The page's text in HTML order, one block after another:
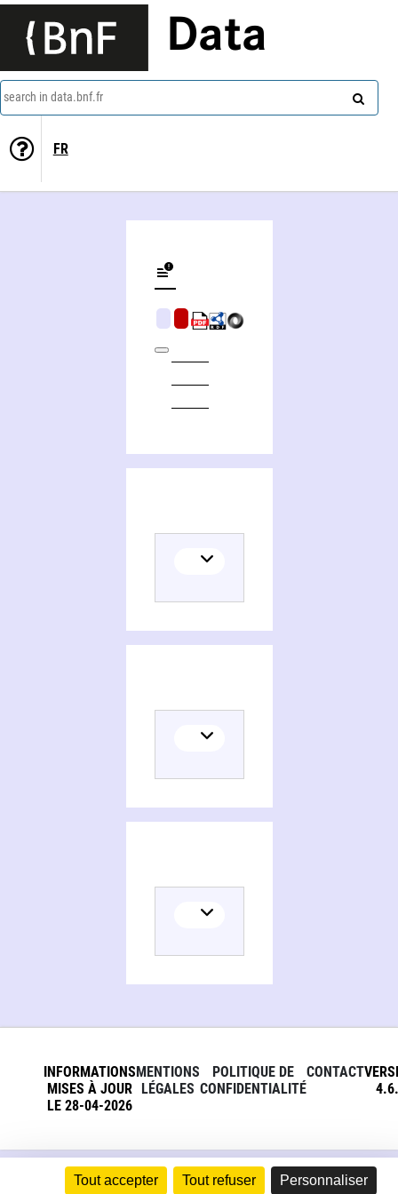
Tout accepter Tout refuser Personnaliser
Data
search in data.bnf.fr
FR
INFORMATIONS
MISES À JOUR
LE 28-04-2026
MENTIONS
LÉGALES
POLITIQUE DE
CONFIDENTIALITÉ
CONTACT